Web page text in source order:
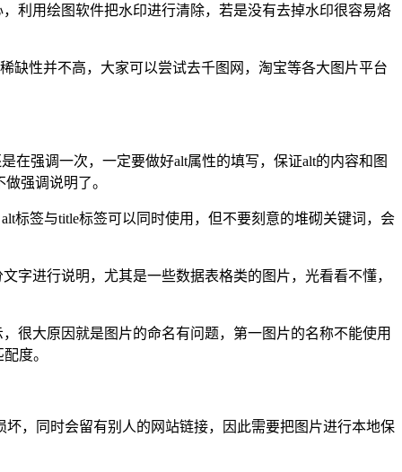
利用绘图软件把水印进行清除，若是没有去掉水印很容易烙
缺性并不高，大家可以尝试去千图网，淘宝等各大图片平台
在强调一次，一定要做好alt属性的填写，保证alt的内容和图
强调说明了。
标签与title标签可以同时使用，但不要刻意的堆砌关键词，会
字进行说明，尤其是一些数据表格类的图片，光看看不懂，
很大原因就是图片的命名有问题，第一图片的名称不能使用
度。
，同时会留有别人的网站链接，因此需要把图片进行本地保